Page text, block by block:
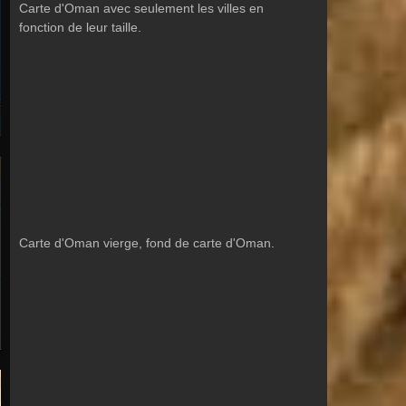
Carte d'Oman avec seulement les villes en
fonction de leur taille.
Carte d'Oman vierge, fond de carte d'Oman.